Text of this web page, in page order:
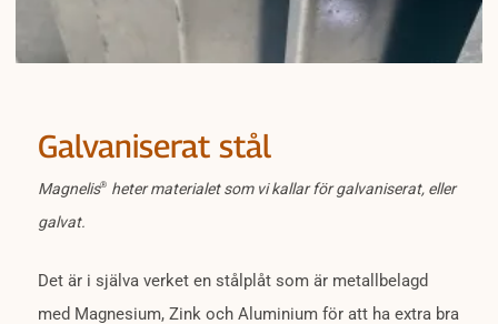
Galvaniserat stål
Magnelis®
heter materialet som vi kallar för galvaniserat, eller
galvat.
Det är i själva verket en stålplåt som är metallbelagd
med Magnesium, Zink och Aluminium för att ha extra bra